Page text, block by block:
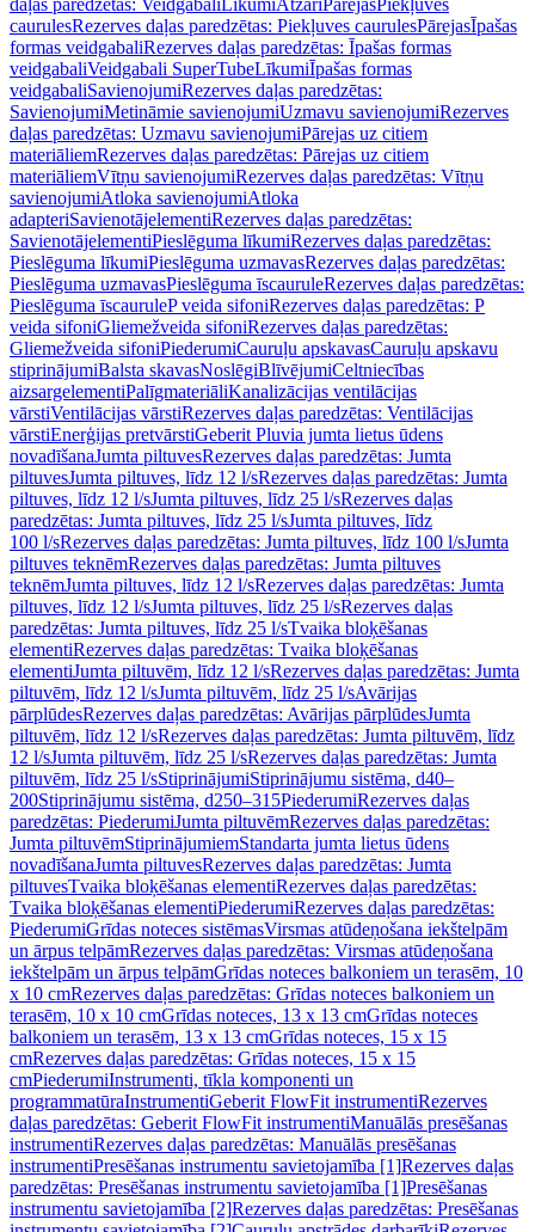
daļas paredzētas: Veidgabali LīkumiAtzari PārejasPiekļuves
caurulesRezerves daļas paredzētas: Piekļuves caurulesPārejasĪpašas
formas veidgabaliRezerves daļas paredzētas: Īpašas formas
veidgabaliVeidgabali SuperTubeLīkumiĪpašas formas
veidgabaliSavienojumiRezerves daļas paredzētas:
SavienojumiMetināmie savienojumiUzmavu savienojumiRezerves
daļas paredzētas: Uzmavu savienojumiPārejas uz citiem
materiāliemRezerves daļas paredzētas: Pārejas uz citiem
materiāliemVītņu savienojumiRezerves daļas paredzētas: Vītņu
savienojumiAtloka savienojumiAtloka
adapteriSavienotājelementiRezerves daļas paredzētas:
SavienotājelementiPieslēguma līkumiRezerves daļas paredzētas:
Pieslēguma līkumiPieslēguma uzmavasRezerves daļas paredzētas:
Pieslēguma uzmavasPieslēguma īscauruleRezerves daļas paredzētas:
Pieslēguma īscauruleP veida sifoniRezerves daļas paredzētas: P
veida sifoniGliemežveida sifoniRezerves daļas paredzētas:
Gliemežveida sifoniPiederumiCauruļu apskavasCauruļu apskavu
stiprinājumiBalsta skavasNoslēgiBlīvējumiCeltniecības
aizsargelementiPalīgmateriāliKanalizācijas ventilācijas
vārstiVentilācijas vārstiRezerves daļas paredzētas: Ventilācijas
vārstiEnerģijas pretvārstiGeberit Pluvia jumta lietus ūdens
novadīšanaJumta piltuvesRezerves daļas paredzētas: Jumta
piltuvesJumta piltuves, līdz 12 l/sRezerves daļas paredzētas: Jumta
piltuves, līdz 12 l/sJumta piltuves, līdz 25 l/sRezerves daļas
paredzētas: Jumta piltuves, līdz 25 l/sJumta piltuves, līdz
100 l/sRezerves daļas paredzētas: Jumta piltuves, līdz 100 l/sJumta
piltuves teknēmRezerves daļas paredzētas: Jumta piltuves
teknēmJumta piltuves, līdz 12 l/sRezerves daļas paredzētas: Jumta
piltuves, līdz 12 l/sJumta piltuves, līdz 25 l/sRezerves daļas
paredzētas: Jumta piltuves, līdz 25 l/sTvaika bloķēšanas
elementiRezerves daļas paredzētas: Tvaika bloķēšanas
elementiJumta piltuvēm, līdz 12 l/sRezerves daļas paredzētas: Jumta
piltuvēm, līdz 12 l/sJumta piltuvēm, līdz 25 l/sAvārijas
pārplūdesRezerves daļas paredzētas: Avārijas pārplūdesJumta
piltuvēm, līdz 12 l/sRezerves daļas paredzētas: Jumta piltuvēm, līdz
12 l/sJumta piltuvēm, līdz 25 l/sRezerves daļas paredzētas: Jumta
piltuvēm, līdz 25 l/sStiprinājumiStiprinājumu sistēma, d40–
200Stiprinājumu sistēma, d250–315PiederumiRezerves daļas
paredzētas: PiederumiJumta piltuvēmRezerves daļas paredzētas:
Jumta piltuvēmStiprinājumiemStandarta jumta lietus ūdens
novadīšanaJumta piltuvesRezerves daļas paredzētas: Jumta
piltuvesTvaika bloķēšanas elementiRezerves daļas paredzētas:
Tvaika bloķēšanas elementiPiederumiRezerves daļas paredzētas:
PiederumiGrīdas noteces sistēmasVirsmas atūdeņošana iekštelpām
un ārpus telpāmRezerves daļas paredzētas: Virsmas atūdeņošana
iekštelpām un ārpus telpāmGrīdas noteces balkoniem un terasēm, 10
x 10 cmRezerves daļas paredzētas: Grīdas noteces balkoniem un
terasēm, 10 x 10 cmGrīdas noteces, 13 x 13 cmGrīdas noteces
balkoniem un terasēm, 13 x 13 cmGrīdas noteces, 15 x 15
cmRezerves daļas paredzētas: Grīdas noteces, 15 x 15
cmPiederumiInstrumenti, tīkla komponenti un
programmatūraInstrumentiGeberit FlowFit instrumentiRezerves
daļas paredzētas: Geberit FlowFit instrumentiManuālās presēšanas
instrumentiRezerves daļas paredzētas: Manuālās presēšanas
instrumentiPresēšanas instrumentu savietojamība [1]Rezerves daļas
paredzētas: Presēšanas instrumentu savietojamība [1]Presēšanas
instrumentu savietojamība [2]Rezerves daļas paredzētas: Presēšanas